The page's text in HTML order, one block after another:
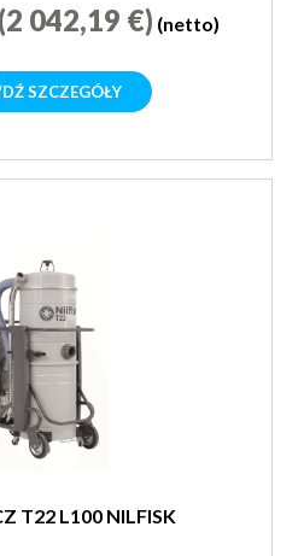
(2 042,19 €) (netto)
SZCZEGÓŁY
T22 L100 NILFISK